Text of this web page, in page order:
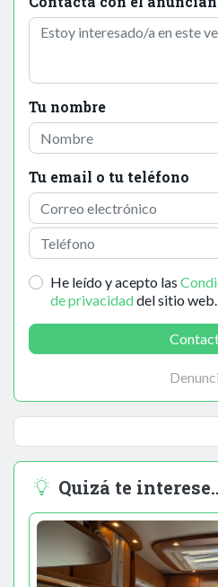
Tu nombre
Tu email o tu teléfono
He leído y acepto las
de privacidaddel sitio web.
Quizá te